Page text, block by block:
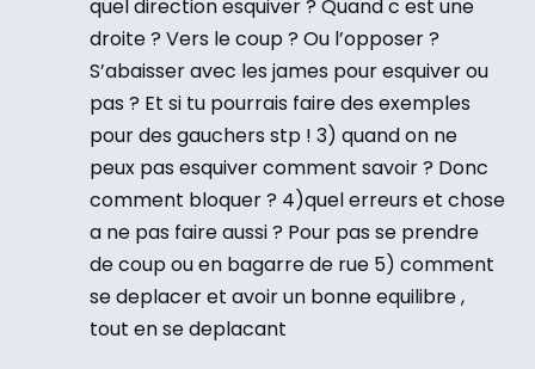
quel direction esquiver ? Quand c est une
droite ? Vers le coup ? Ou l’opposer ?
S’abaisser avec les james pour esquiver ou
pas ? Et si tu pourrais faire des exemples
pour des gauchers stp ! 3) quand on ne
peux pas esquiver comment savoir ? Donc
comment bloquer ? 4)quel erreurs et chose
a ne pas faire aussi ? Pour pas se prendre
de coup ou en bagarre de rue 5) comment
se deplacer et avoir un bonne equilibre ,
tout en se deplacant